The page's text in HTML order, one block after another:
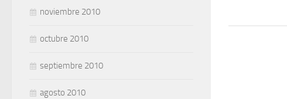
noviembre 2010
octubre 2010
septiembre 2010
agosto 2010